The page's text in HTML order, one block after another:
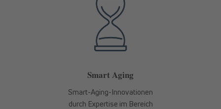
Smart Aging
Smart-Aging-Innovationen
durch Expertise im Bereich